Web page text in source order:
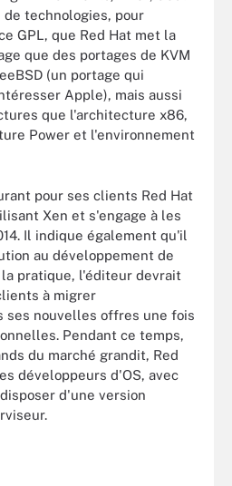
technologies, pour
GPL, que Red Hat met la
que des portages de KVM
(un portage qui
Apple), mais aussi
que l'architecture x86,
Power et l'environnement
pour ses clients Red Hat
Xen et s'engage à les
Il indique également qu'il
au développement de
la pratique, l'éditeur devrait
à migrer
ses nouvelles offres une fois
Pendant ce temps,
du marché grandit, Red
développeurs d'OS, avec
d'une version